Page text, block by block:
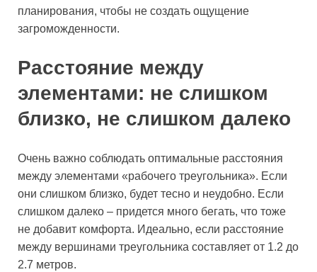
планирования, чтобы не создать ощущение
загроможденности.
Расстояние между
элементами: не слишком
близко, не слишком далеко
Очень важно соблюдать оптимальные расстояния
между элементами «рабочего треугольника». Если
они слишком близко, будет тесно и неудобно. Если
слишком далеко – придется много бегать, что тоже
не добавит комфорта. Идеально, если расстояние
между вершинами треугольника составляет от 1.2 до
2.7 метров.